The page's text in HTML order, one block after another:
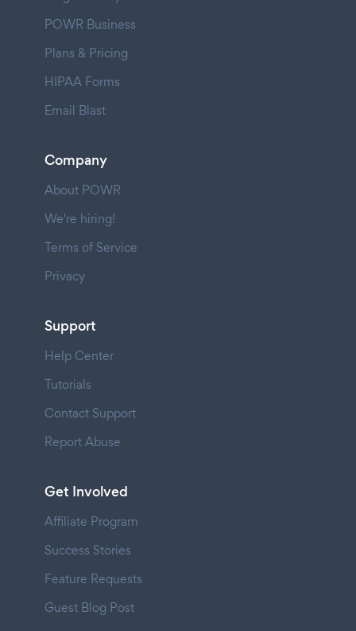
POWR Business
Plans & Pricing
HIPAA Forms
Email Blast
Company
About POWR
We're hiring!
Terms of Service
Privacy
Support
Help Center
Tutorials
Contact Support
Report Abuse
Get Involved
Affiliate Program
Success Stories
Feature Requests
Guest Blog Post